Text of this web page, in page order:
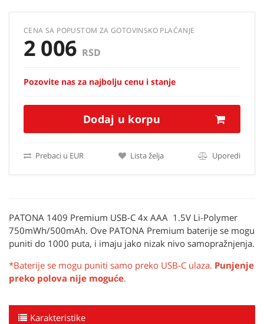
CENA SA POPUSTOM ZA GOTOVINSKO PLAĆANJE
2 006 RSD
Pozovite nas za najbolju cenu i stanje
Dodaj u korpu
Prebaci u EUR Lista želja Uporedi
PATONA 1409 Premium USB-C 4x AAA 1.5V Li-Polymer
750mWh/500mAh. Ove PATONA Premium baterije se mogu
puniti do 1000 puta, i imaju jako nizak nivo samopražnjenja.
*Baterije se mogu puniti samo preko USB-C ulaza. Punjenje
preko polova nije moguće.
Karakteristike